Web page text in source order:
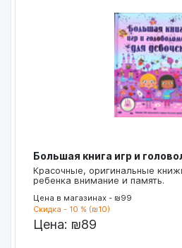
Большая книга игр и
Красочные, оригинальные
ребенка внимание и память.
Цена в магазинах - ₪99
Скидка - 10 % (₪10)
Цена: ₪89